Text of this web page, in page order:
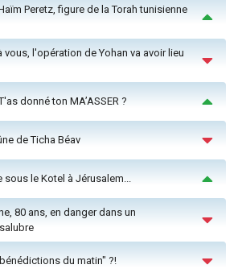
Peretz, figure de la Torah tunisienne
vous, l'opération de Yohan va avoir lieu
donné ton MA’ASSER ?
de Ticha Béav
sous le Kotel à Jérusalem...
80 ans, en danger dans un
du matin" ?!